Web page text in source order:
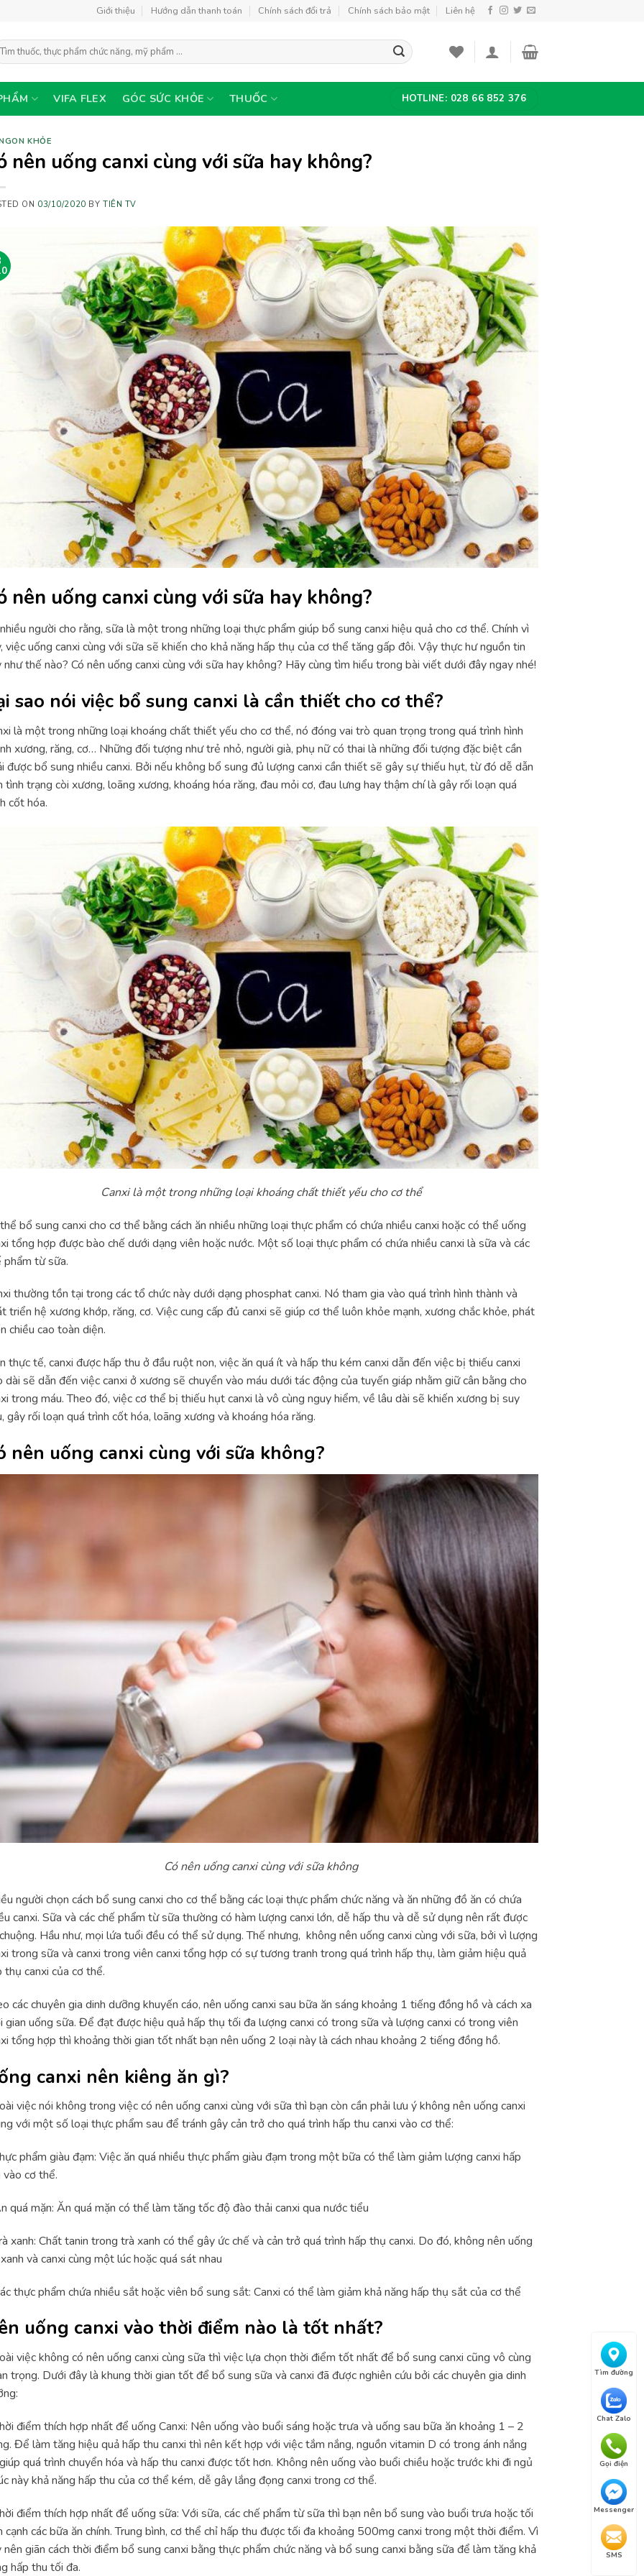
Tìm đường
Chat Zalo
Gọi điện
Messenger
SMS
Giới thiệu Hướng dẫn thanh toán Chính sách đổi trả Chính sách bảo mật Liên hệ
VIFA FLEX GÓC SỨC KHỎE THUỐC HOTLINE: 028 66 852 376
KHỎE
nên uống canxi cùng với sữa hay không?
ON 03/10/2020 BY TIÊN TV
nên uống canxi cùng với sữa hay không?
người cho rằng, sữa là một trong những loại thực phẩm giúp bổ sung canxi hiệu quả cho cơ thể. Chính vì
việc uống canxi cùng với sữa sẽ khiến cho khả năng hấp thụ của cơ thể tăng gấp đôi. Vậy thực hư nguồn tin
như thế nào? Có nên uống canxi cùng với sữa hay không? Hãy cùng tìm hiểu trong bài viết dưới đây ngay nhé!
sao nói việc bổ sung canxi là cần thiết cho cơ thể?
là một trong những loại khoáng chất thiết yếu cho cơ thể, nó đóng vai trò quan trọng trong quá trình hình
xương, răng, cơ… Những đối tượng như trẻ nhỏ, người già, phụ nữ có thai là những đối tượng đặc biệt cần
được bổ sung nhiều canxi. Bởi nếu không bổ sung đủ lượng canxi cần thiết sẽ gây sự thiếu hụt, từ đó dễ dẫn
tình trạng còi xương, loãng xương, khoáng hóa răng, đau mỏi cơ, đau lưng hay thậm chí là gây rối loạn quá
cốt hóa.
Canxi là một trong những loại khoáng chất thiết yếu cho cơ thể
bổ sung canxi cho cơ thể bằng cách ăn nhiều những loại thực phẩm có chứa nhiều canxi hoặc có thể uống
tổng hợp được bào chế dưới dạng viên hoặc nước. Một số loại thực phẩm có chứa nhiều canxi là sữa và các
phẩm từ sữa.
thường tồn tại trong các tổ chức này dưới dạng phosphat canxi. Nó tham gia vào quá trình hình thành và
triển hệ xương khớp, răng, cơ. Việc cung cấp đủ canxi sẽ giúp cơ thể luôn khỏe mạnh, xương chắc khỏe, phát
chiều cao toàn diện.
thực tế, canxi được hấp thu ở đầu ruột non, việc ăn quá ít và hấp thu kém canxi dẫn đến việc bị thiếu canxi
dài sẽ dẫn đến việc canxi ở xương sẽ chuyển vào máu dưới tác động của tuyến giáp nhằm giữ cân bằng cho
trong máu. Theo đó, việc cơ thể bị thiếu hụt canxi là vô cùng nguy hiểm, về lâu dài sẽ khiến xương bị suy
gây rối loạn quá trình cốt hóa, loãng xương và khoáng hóa răng.
nên uống canxi cùng với sữa không?
Có nên uống canxi cùng với sữa không
người chọn cách bổ sung canxi cho cơ thể bằng các loại thực phẩm chức năng và ăn những đồ ăn có chứa
canxi. Sữa và các chế phẩm từ sữa thường có hàm lượng canxi lớn, dễ hấp thu và dễ sử dụng nên rất được
Hầu như, mọi lứa tuổi đều có thể sử dụng. Thế nhưng, không nên uống canxi cùng với sữa, bởi vì lượng
trong sữa và canxi trong viên canxi tổng hợp có sự tương tranh trong quá trình hấp thụ, làm giảm hiệu quả
thụ canxi của cơ thể.
các chuyên gia dinh dưỡng khuyến cáo, nên uống canxi sau bữa ăn sáng khoảng 1 tiếng đồng hồ và cách xa
gian uống sữa. Để đạt được hiệu quả hấp thụ tối đa lượng canxi có trong sữa và lượng canxi có trong viên
tổng hợp thì khoảng thời gian tốt nhất bạn nên uống 2 loại này là cách nhau khoảng 2 tiếng đồng hồ.
canxi nên kiêng ăn gì?
việc nói không trong việc có nên uống canxi cùng với sữa thì bạn còn cần phải lưu ý không nên uống canxi
với một số loại thực phẩm sau để tránh gây cản trở cho quá trình hấp thu canxi vào cơ thể:
phẩm giàu đạm: Việc ăn quá nhiều thực phẩm giàu đạm trong một bữa có thể làm giảm lượng canxi hấp
cơ thể.
quá mặn: Ăn quá mặn có thể làm tăng tốc độ đào thải canxi qua nước tiểu
xanh: Chất tanin trong trà xanh có thể gây ức chế và cản trở quá trình hấp thụ canxi. Do đó, không nên uống
và canxi cùng một lúc hoặc quá sát nhau
thực phẩm chứa nhiều sắt hoặc viên bổ sung sắt: Canxi có thể làm giảm khả năng hấp thụ sắt của cơ thể
uống canxi vào thời điểm nào là tốt nhất?
việc không có nên uống canxi cùng sữa thì việc lựa chọn thời điểm tốt nhất để bổ sung canxi cũng vô cùng
trọng. Dưới đây là khung thời gian tốt để bổ sung sữa và canxi đã được nghiên cứu bởi các chuyên gia dinh
điểm thích hợp nhất để uống Canxi: Nên uống vào buổi sáng hoặc trưa và uống sau bữa ăn khoảng 1 – 2
Để làm tăng hiệu quả hấp thu canxi thì nên kết hợp với việc tắm nắng, nguồn vitamin D có trong ánh nắng
quá trình chuyển hóa và hấp thu canxi được tốt hơn. Không nên uống vào buổi chiều hoặc trước khi đi ngủ
này khả năng hấp thu của cơ thể kém, dễ gây lắng đọng canxi trong cơ thể.
điểm thích hợp nhất để uống sữa: Với sữa, các chế phẩm từ sữa thì bạn nên bổ sung vào buổi trưa hoặc tối
cạnh các bữa ăn chính. Trung bình, cơ thể chỉ hấp thu được tối đa khoảng 500mg canxi trong một thời điểm. Vì
nên giãn cách thời điểm bổ sung canxi bằng thực phẩm chức năng và bổ sung canxi bằng sữa để làm tăng khả
hấp thu tối đa.